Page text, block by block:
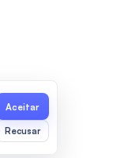
Recusar